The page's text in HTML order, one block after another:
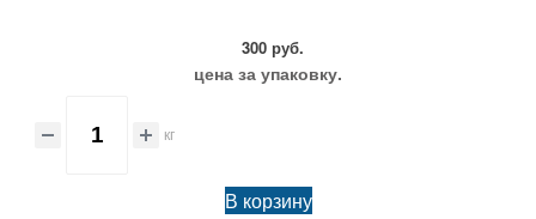
300 руб.
цена за упаковку.
кг
В корзину